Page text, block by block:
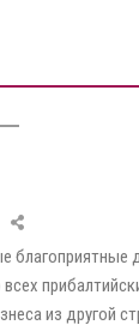
благоприятные
из другой